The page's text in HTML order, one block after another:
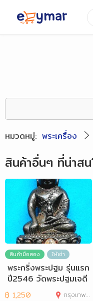
หมวดหมู่: พระเครื่อง
สินค้าอื่นๆ ที่น่าส
สินค้ามือสอง ให้เช่า
พระกริ่งพระปฐม รุ่นแรก
ปี2546 วัดพระปฐมเจดี
ย์ฯ จ.นครปฐม
฿ 1,250 กรุงเทพมหานคร